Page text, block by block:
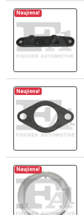
Naujiena!
Naujiena!
Naujiena!